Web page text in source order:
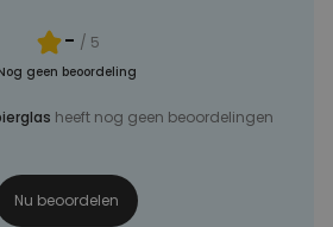
- / 5
geen beoordeling
heeft nog geen beoordelingen
Nu beoordelen